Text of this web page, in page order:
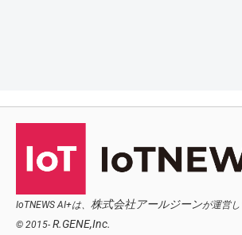
IoTNEWS AI+は、 株式会社アールジーンが運営し
© 2015- R.GENE,Inc.